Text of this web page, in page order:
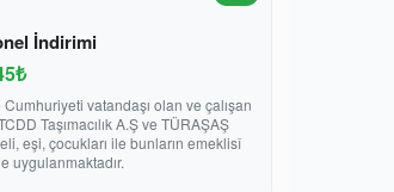
İndirimi
Cumhuriyeti vatandaşı olan ve çalışan
Taşımacılık A.Ş ve TÜRAŞAŞ
eşi, çocukları ile bunların emeklisî
uygulanmaktadır.